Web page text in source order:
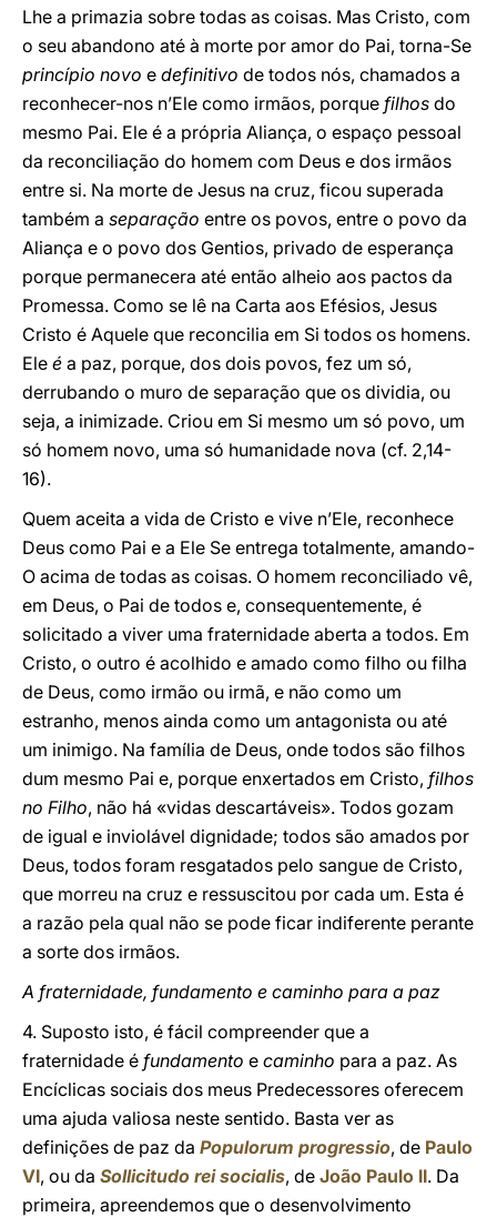
Lhe a primazia sobre todas as coisas. Mas Cristo, com
o seu abandono até à morte por amor do Pai, torna-Se
princípio novo e definitivo de todos nós, chamados a
reconhecer-nos n’Ele como irmãos, porque filhos do
mesmo Pai. Ele é a própria Aliança, o espaço pessoal
da reconciliação do homem com Deus e dos irmãos
entre si. Na morte de Jesus na cruz, ficou superada
também a separação entre os povos, entre o povo da
Aliança e o povo dos Gentios, privado de esperança
porque permanecera até então alheio aos pactos da
Promessa. Como se lê na Carta aos Efésios, Jesus
Cristo é Aquele que reconcilia em Si todos os homens.
Ele é a paz, porque, dos dois povos, fez um só,
derrubando o muro de separação que os dividia, ou
seja, a inimizade. Criou em Si mesmo um só povo, um
só homem novo, uma só humanidade nova (cf. 2,14-
16).
Quem aceita a vida de Cristo e vive n’Ele, reconhece
Deus como Pai e a Ele Se entrega totalmente, amando-
O acima de todas as coisas. O homem reconciliado vê,
em Deus, o Pai de todos e, consequentemente, é
solicitado a viver uma fraternidade aberta a todos. Em
Cristo, o outro é acolhido e amado como filho ou filha
de Deus, como irmão ou irmã, e não como um
estranho, menos ainda como um antagonista ou até
um inimigo. Na família de Deus, onde todos são filhos
dum mesmo Pai e, porque enxertados em Cristo, filhos
no Filho, não há «vidas descartáveis». Todos gozam
de igual e inviolável dignidade; todos são amados por
Deus, todos foram resgatados pelo sangue de Cristo,
que morreu na cruz e ressuscitou por cada um. Esta é
a razão pela qual não se pode ficar indiferente perante
a sorte dos irmãos.
A fraternidade, fundamento e caminho para a paz
4. Suposto isto, é fácil compreender que a
fraternidade é fundamento e caminho para a paz. As
Encíclicas sociais dos meus Predecessores oferecem
uma ajuda valiosa neste sentido. Basta ver as
definições de paz da Populorum progressio, de Paulo
VI, ou da Sollicitudo rei socialis, de João Paulo II. Da
primeira, apreendemos que o desenvolvimento